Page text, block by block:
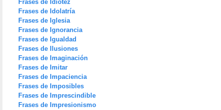
Frases de Idiotez
Frases de Idolatría
Frases de Iglesia
Frases de Ignorancia
Frases de Igualdad
Frases de Ilusiones
Frases de Imaginación
Frases de Imitar
Frases de Impaciencia
Frases de Imposibles
Frases de Imprescindible
Frases de Impresionismo